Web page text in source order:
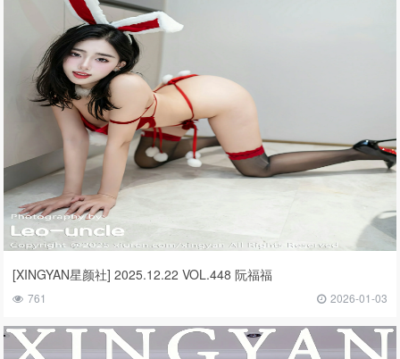
[XINGYAN星颜社] 2025.12.22 VOL.448 阮福福
761 2026-01-03